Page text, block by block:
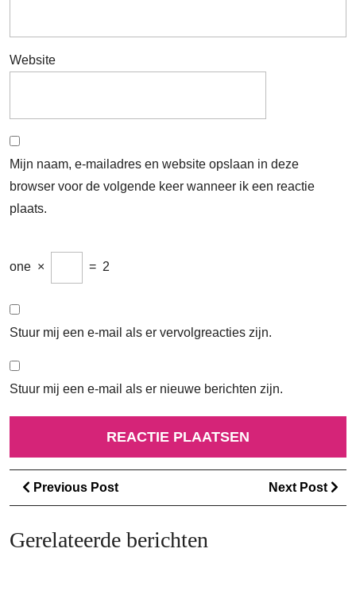
Website
Mijn naam, e-mailadres en website opslaan in deze
browser voor de volgende keer wanneer ik een reactie
plaats.
one × = 2
Stuur mij een e-mail als er vervolgreacties zijn.
Stuur mij een e-mail als er nieuwe berichten zijn.
Berichtnavigatie
Previous PostPrevious
Post
Next Post
Gerelateerde berichten